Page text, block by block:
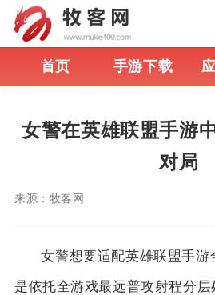
首页 手游下载
女警在英雄联盟手游
对局
来源： 牧客网
女警想要适配英雄联盟手游
是依托全游戏最远普攻射程分